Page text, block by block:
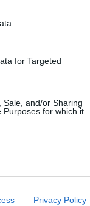
for Targeted
Sale, and/or Sharing
Purposes for which it
Privacy Policy
most pro dopravu